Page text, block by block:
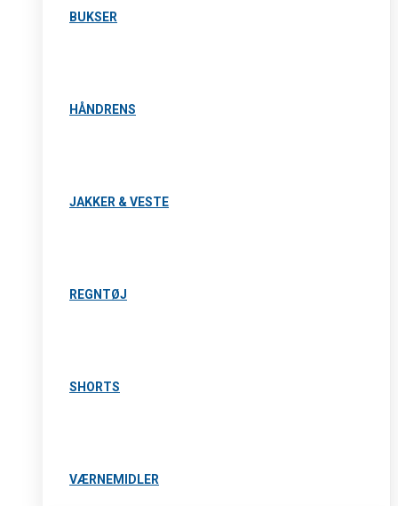
BUKSER
HÅNDRENS
JAKKER & VESTE
REGNTØJ
SHORTS
VÆRNEMIDLER